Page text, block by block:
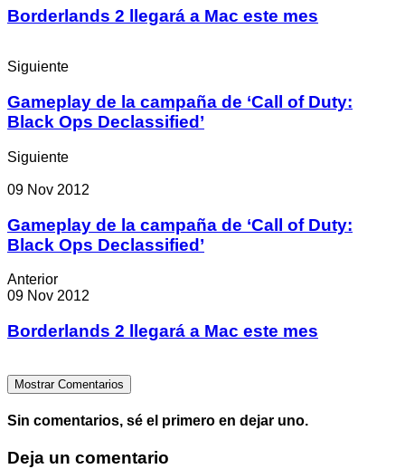
Borderlands 2 llegará a Mac este mes
Siguiente
Gameplay de la campaña de ‘Call of Duty:
Black Ops Declassified’
Siguiente
09 Nov 2012
Gameplay de la campaña de ‘Call of Duty:
Black Ops Declassified’
Anterior
09 Nov 2012
Borderlands 2 llegará a Mac este mes
Mostrar Comentarios
Sin comentarios, sé el primero en dejar uno.
Deja un comentario